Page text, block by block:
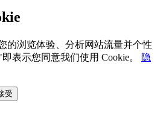
的浏览体验、分析网站流量并个性
表示您同意我们使用 Cookie。
隐
受